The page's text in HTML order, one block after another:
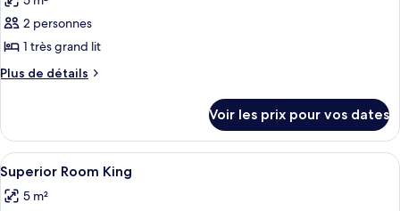
Chambre
les
photos
pour
ce
chambre :
Deluxe
Room
King
2 personnes
1 très grand lit
Plus de détails
Plus
le
type
de
chambre
Deluxe
Voir les prix pour vos dates
Afficher
toutes
les
Une salle de bain moderne avec un
1
Superior Room King
5 m²